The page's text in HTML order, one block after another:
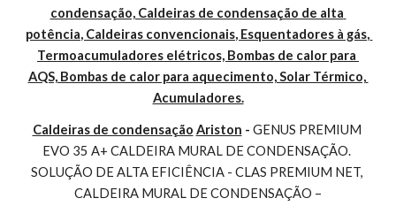
condensação, Caldeiras de condensação de alta
potência, Caldeiras convencionais, Esquentadores à gás,
Termoacumuladores elétricos, Bombas de calor para
AQS, Bombas de calor para aquecimento, Solar Térmico,
Acumuladores.
Caldeiras de condensação Ariston - GENUS PREMIUM
EVO 35 A+ CALDEIRA MURAL DE CONDENSAÇÃO.
SOLUÇÃO DE ALTA EFICIÊNCIA - CLAS PREMIUM NET,
CALDEIRA MURAL DE CONDENSAÇÃO –